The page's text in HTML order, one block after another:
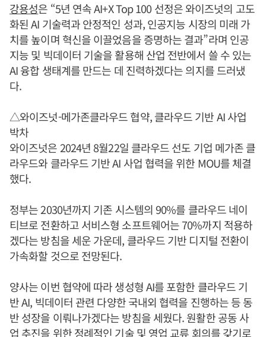
강용성은 “5년 연속 AI+X Top 100 선정은 와이즈넛의 고도
화된 AI 기술력과 안정적인 성과, 인공지능 시장의 미래 가
치를 높이며 혁신을 이끌었음을 증명하는 결과”라며 인공
지능 및 빅데이터 기술을 활용해 산업 전반에서 쓸 수 있는
AI 융합 생태계를 만드는 데 진력하겠다는 의지를 드러냈
다.
△와이즈넛-메가존클라우드 협약, 클라우드 기반 AI 사업
박차
와이즈넛은 2024년 8월22일 클라우드 선도 기업 메가존 클
라우드와 클라우드 기반 AI 사업 협력을 위한 MOU를 체결
했다.
정부는 2030년까지 기존 시스템의 90%를 클라우드 네이
티브로 전환하고 서비스형 소프트웨어는 70%까지 적용하
겠다는 방침을 세운 가운데, 클라우드 기반 디지털 전환이
가속화할 것으로 전망된다.
양사는 이번 협약에 따라 생성형 AI를 포함한 클라우드 기
반 AI, 빅데이터 관련 다양한 국내외 협력을 진행하는 등 동
반 성장을 이뤄나가겠다는 방침을 세웠다. 원활한 공동 사
업 추진을 위한 정례적인 기술 및 영업 교류 회의를 갖기로